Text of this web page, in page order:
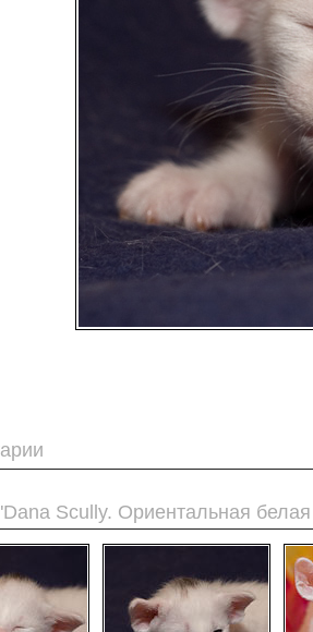
Scully. Ориентальная